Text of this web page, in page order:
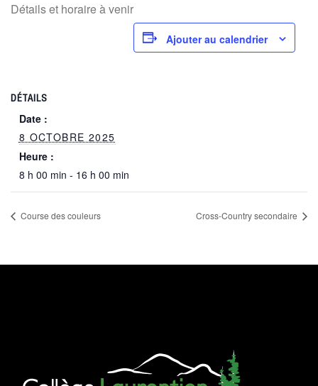
Détails et horaire à venir
Ajouter au calendrier
DÉTAILS
Date :
8 OCTOBRE 2025
Heure :
8 h 00 min - 16 h 00 min
Course des couleurs Cross-Country secondaire